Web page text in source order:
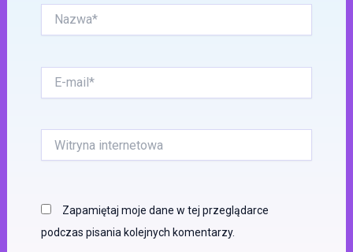
mail*
internetowa
Zapamiętaj moje dane w tej przeglądarce
podczas pisania kolejnych komentarzy.